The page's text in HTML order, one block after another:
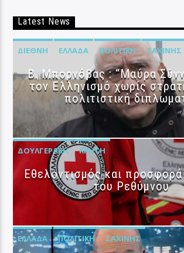
Latest News
ΔΙΕΘΝΉ ΕΛΛΆΔΑ ΠΟΛΙΤΙΚΉ ΣΑΧΊΝΗΣ
B. Μπορνόβας : “Μαύρα
τον Ελληνισμό χωρίς
πολιτιστική
ΔΟΥΛΓΕΡΆΚΗ ΚΡΉΤΗ
Εθελοντισμός και
του Ρεθύμνου
ΕΛΛΆΔΑ ΠΟΛΙΤΙΚΉ ΣΑΧΊΝΗΣ